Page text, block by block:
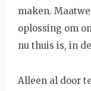
maken.
oplossing om
nu thuis is, in
Alleen al door